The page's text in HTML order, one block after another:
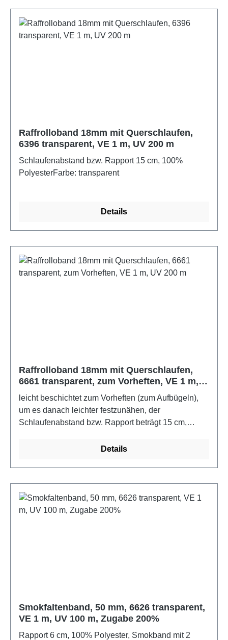
Raffrolloband 18mm mit Querschlaufen,
6396 transparent, VE 1 m, UV 200 m
Schlaufenabstand bzw. Rapport 15 cm, 100%
PolyesterFarbe: transparent
Details
Raffrolloband 18mm mit Querschlaufen,
6661 transparent, zum Vorheften, VE 1 m,
UV 200 m
leicht beschichtet zum Vorheften (zum Aufbügeln),
um es danach leichter festzunähen, der
Schlaufenabstand bzw. Rapport beträgt 15 cm,
Details
Smokfaltenband, 50 mm, 6626 transparent,
VE 1 m, UV 100 m, Zugabe 200%
Rapport 6 cm, 100% Polyester, Smokband mit 2